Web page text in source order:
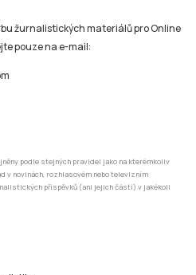
žurnalistických materiálů pro Online
pouze na e-mail:
podle stejných pravidel jako na kterémkoliv
v novinách, rozhlasovém nebo televizním
příspěvků (ani jejich částí) v jakékoli